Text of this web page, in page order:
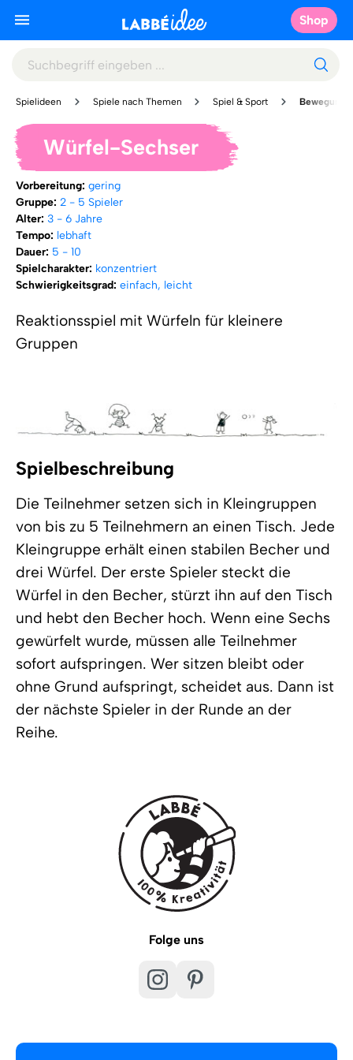
Shop
Spielideen Spiele nach Themen Spiel & Sport
Würfel-Sechser
Vorbereitung: gering
Gruppe: 2 - 5 Spieler
Alter: 3 - 6 Jahre
Tempo: lebhaft
Dauer: 5 - 10
Spielcharakter: konzentriert
Schwierigkeitsgrad: einfach, leicht
Reaktionsspiel mit Würfeln für kleinere
Gruppen
Spielbeschreibung
Die Teilnehmer setzen sich in Kleingruppen
von bis zu 5 Teilnehmern an einen Tisch. Jede
Kleingruppe erhält einen stabilen Becher und
drei Würfel. Der erste Spieler steckt die
Würfel in den Becher, stürzt ihn auf den Tisch
und hebt den Becher hoch. Wenn eine Sechs
gewürfelt wurde, müssen alle Teilnehmer
sofort aufspringen. Wer sitzen bleibt oder
ohne Grund aufspringt, scheidet aus. Dann ist
der nächste Spieler in der Runde an der
Reihe.
Folge uns